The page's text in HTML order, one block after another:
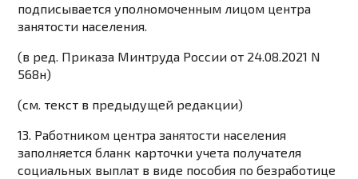
подписывается уполномоченным лицом центра
занятости населения.
(в ред. Приказа Минтруда России от 24.08.2021 N
568н)
(см. текст в предыдущей редакции)
13. Работником центра занятости населения
заполняется бланк карточки учета получателя
социальных выплат в виде пособия по безработице